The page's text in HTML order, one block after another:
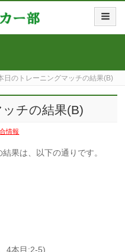
日のトレーニングマッチの結果(B)
チの結果(B)
情報
果は、以下の通りです。
4本目:2-5)